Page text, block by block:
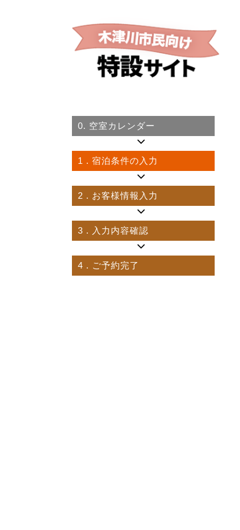
0. 空室カレンダー
1 . 宿泊条件の入力
2 . お客様情報入力
3 . 入力内容確認
4 . ご予約完了